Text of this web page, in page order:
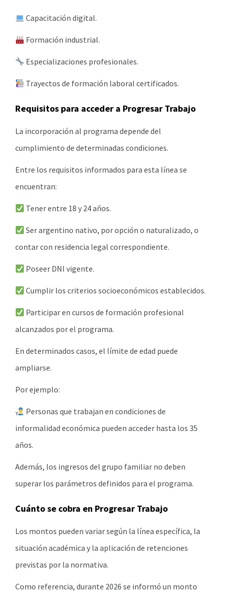
Capacitación digital.
Formación industrial.
Especializaciones profesionales.
Trayectos de formación laboral certificados.
Requisitos para acceder a Progresar Trabajo
La incorporación al programa depende del
cumplimiento de determinadas condiciones.
Entre los requisitos informados para esta línea se
encuentran:
Tener entre 18 y 24 años.
Ser argentino nativo, por opción o naturalizado, o
contar con residencia legal correspondiente.
Poseer DNI vigente.
Cumplir los criterios socioeconómicos establecidos.
Participar en cursos de formación profesional
alcanzados por el programa.
En determinados casos, el límite de edad puede
ampliarse.
Por ejemplo:
Personas que trabajan en condiciones de
informalidad económica pueden acceder hasta los 35
años.
Además, los ingresos del grupo familiar no deben
superar los parámetros definidos para el programa.
Cuánto se cobra en Progresar Trabajo
Los montos pueden variar según la línea específica, la
situación académica y la aplicación de retenciones
previstas por la normativa.
Como referencia, durante 2026 se informó un monto